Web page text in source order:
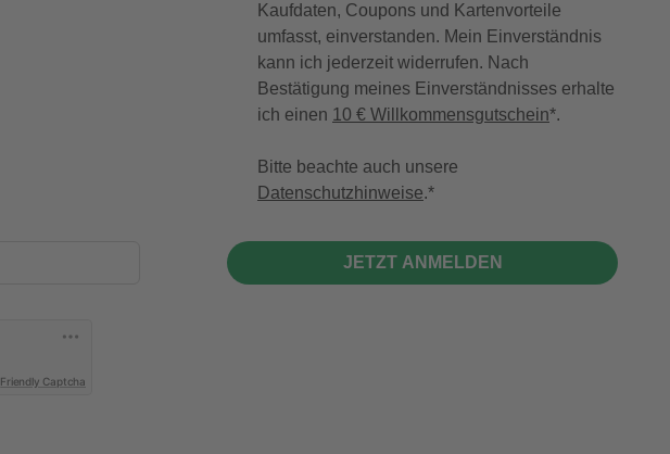
Friendly Captcha
Kaufdaten, Coupons und Kartenvorteile
umfasst, einverstanden. Mein Einverständnis
kann ich jederzeit widerrufen. Nach
Bestätigung meines Einverständnisses erhalte
ich einen 10 € Willkommensgutschein*.
Bitte beachte auch unsere
Datenschutzhinweise.
JETZT ANMELDEN